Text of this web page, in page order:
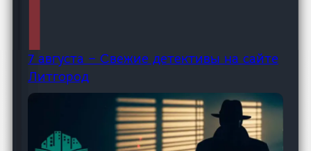
7 августа – Свежие детективы на сайте
Литгород